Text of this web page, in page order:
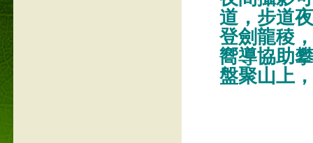
道，步道
登劍龍稜
嚮導協助
盤聚山上